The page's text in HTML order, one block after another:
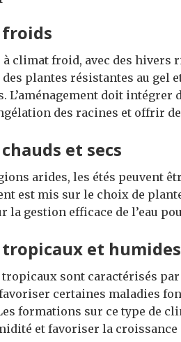
climat froid, avec des hivers
plantes résistantes au gel
L’aménagement doit
des racines et offrir
et secs
arides, les étés peuvent
est mis sur le choix de
la gestion efficace de l’eau
et humides
sont caractérisés
certaines maladies
formations sur ce type de
et favoriser la